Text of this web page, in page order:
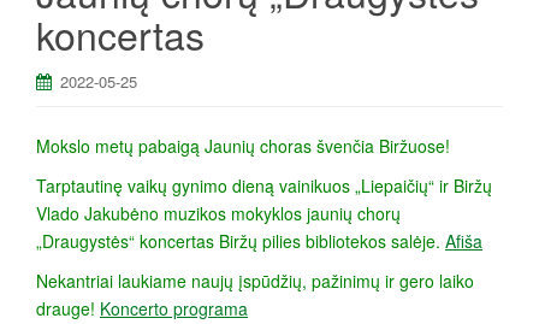
koncertas
2022-05-25
Mokslo metų pabaigą Jaunių choras švenčia Biržuose!
Tarptautinę vaikų gynimo dieną vainikuos „Liepaičių“ ir Biržų
Vlado Jakubėno muzikos mokyklos jaunių chorų
„Draugystės“ koncertas Biržų pilies bibliotekos salėje. Afiša
Nekantriai laukiame naujų įspūdžių, pažinimų ir gero laiko
drauge! Koncerto programa